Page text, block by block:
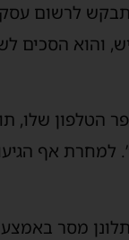
יתבקש לרשום
והוא הסכים
הטלפון שלו,
אף
מסר